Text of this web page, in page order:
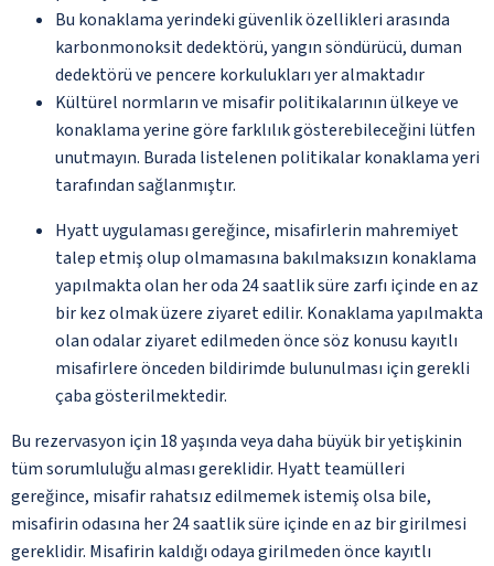
Bu konaklama yerindeki güvenlik özellikleri arasında
karbonmonoksit dedektörü, yangın söndürücü, duman
dedektörü ve pencere korkulukları yer almaktadır
Kültürel normların ve misafir politikalarının ülkeye ve
konaklama yerine göre farklılık gösterebileceğini lütfen
unutmayın. Burada listelenen politikalar konaklama yeri
tarafından sağlanmıştır.
Hyatt uygulaması gereğince, misafirlerin mahremiyet
talep etmiş olup olmamasına bakılmaksızın konaklama
yapılmakta olan her oda 24 saatlik süre zarfı içinde en az
bir kez olmak üzere ziyaret edilir. Konaklama yapılmakta
olan odalar ziyaret edilmeden önce söz konusu kayıtlı
misafirlere önceden bildirimde bulunulması için gerekli
çaba gösterilmektedir.
Bu rezervasyon için 18 yaşında veya daha büyük bir yetişkinin
tüm sorumluluğu alması gereklidir. Hyatt teamülleri
gereğince, misafir rahatsız edilmemek istemiş olsa bile,
misafirin odasına her 24 saatlik süre içinde en az bir girilmesi
gereklidir. Misafirin kaldığı odaya girilmeden önce kayıtlı